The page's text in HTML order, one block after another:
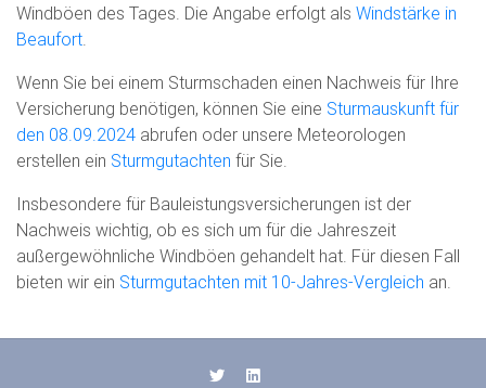
Windböen des Tages. Die Angabe erfolgt als Windstärke in
Beaufort
Wenn Sie bei einem Sturmschaden einen Nachweis für Ihre
Versicherung benötigen, können Sie eine Sturmauskunft für
den 08.09.2024 abrufen oder unsere Meteorologen
erstellen ein Sturmgutachten für Sie.
Insbesondere für Bauleistungsversicherungen ist der
Nachweis wichtig, ob es sich um für die Jahreszeit
außergewöhnliche Windböen gehandelt hat. Für diesen Fall
bieten wir ein Sturmgutachten mit 10-Jahres-Vergleich an.